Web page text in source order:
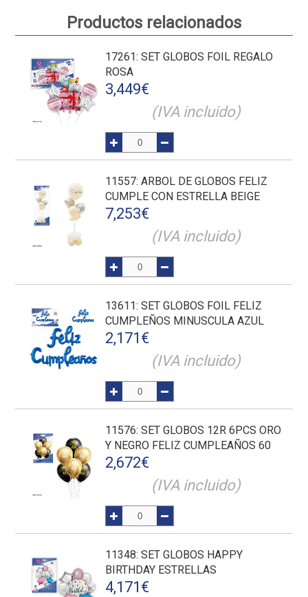
Productos relacionados
17261: SET GLOBOS FOIL REGALO
ROSA
3,449€
(IVA incluido)
11557: ARBOL DE GLOBOS FELIZ
CUMPLE CON ESTRELLA BEIGE
7,253€
(IVA incluido)
13611: SET GLOBOS FOIL FELIZ
CUMPLEÑOS MINUSCULA AZUL
2,171 €
(IVA incluido)
11576: SET GLOBOS 12R 6PCS ORO
Y NEGRO FELIZ CUMPLEAÑOS 60
2,672€
(IVA incluido)
11348: SET GLOBOS HAPPY
BIRTHDAY ESTRELLAS
4,171 €